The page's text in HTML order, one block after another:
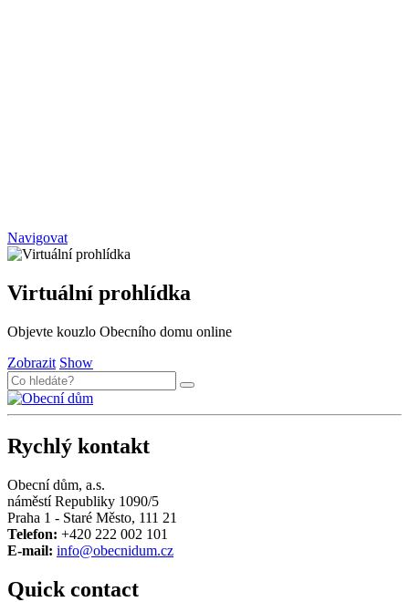
Navigovat
Virtuální prohlídka
Objevte kouzlo Obecního domu online
Zobrazit Show
Rychlý kontakt
Obecní dům, a.s.
náměstí Republiky 1090/5
Praha 1 - Staré Město, 111 21
Telefon: +420 222 002 101
E-mail: info@obecnidum.cz
Quick contact